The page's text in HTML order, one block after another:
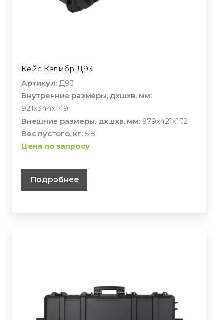
Кейс Калибр Д93
Артикул: Д93
Внутренние размеры, дхшхв, мм:
921х344х149
Внешние размеры, дхшхв, мм: 979х421х172
Вес пустого, кг: 5.8
Цена по запросу
Подробнее